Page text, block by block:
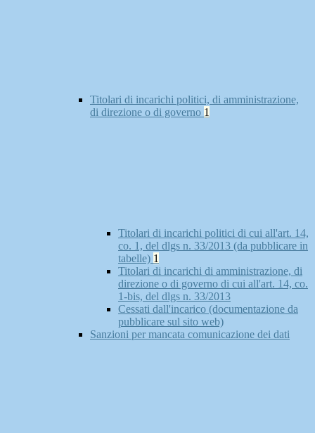
Titolari di incarichi politici, di amministrazione,
di direzione o di governo 1
Titolari di incarichi politici di cui all'art. 14,
co. 1, del dlgs n. 33/2013 (da pubblicare in
tabelle) 1
Titolari di incarichi di amministrazione, di
direzione o di governo di cui all'art. 14, co.
1-bis, del dlgs n. 33/2013
Cessati dall'incarico (documentazione da
pubblicare sul sito web)
Sanzioni per mancata comunicazione dei dati